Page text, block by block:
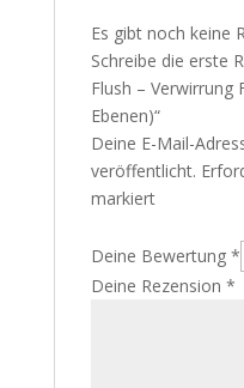
Es gibt noch keine
Schreibe die erste
Flush – Verwirrung
Ebenen)“
Deine E-Mail-
veröffentlicht.
markiert
Deine Bewertung *
Deine Rezension *